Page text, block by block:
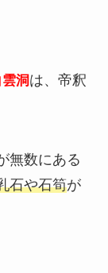
洞は、帝釈
無数にある
石や石筍が